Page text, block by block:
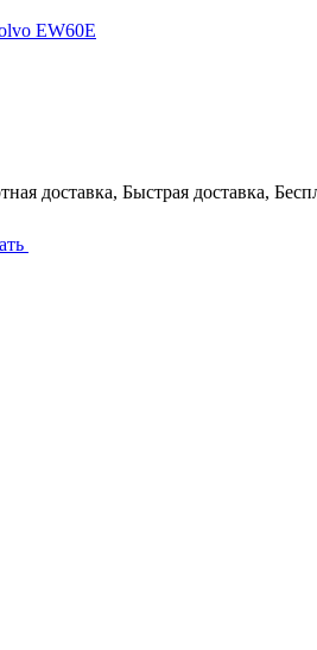
EW60E
доставка, Быстрая доставка,